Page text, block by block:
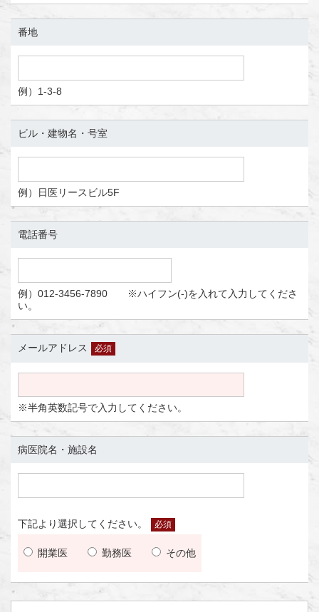
番地
例）1-3-8
ビル・建物名・号室
例）日医リースビル5F
電話番号
例）012-3456-7890 ※ハイフン(-)を入れて入力してくださ
い。
メールアドレス 必須
※半角英数記号で入力してください。
病医院名・施設名
下記より選択してください。 必須
開業医 勤務医 その他